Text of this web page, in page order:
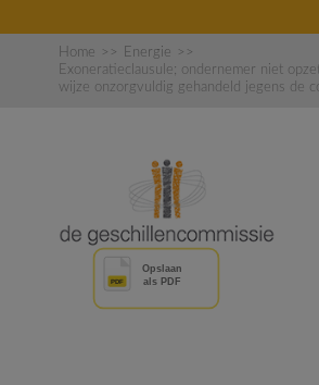
Home >> Energie
>>
Exoneratieclausule; ondernemer niet
wijze onzorgvuldig gehandeld jegens de